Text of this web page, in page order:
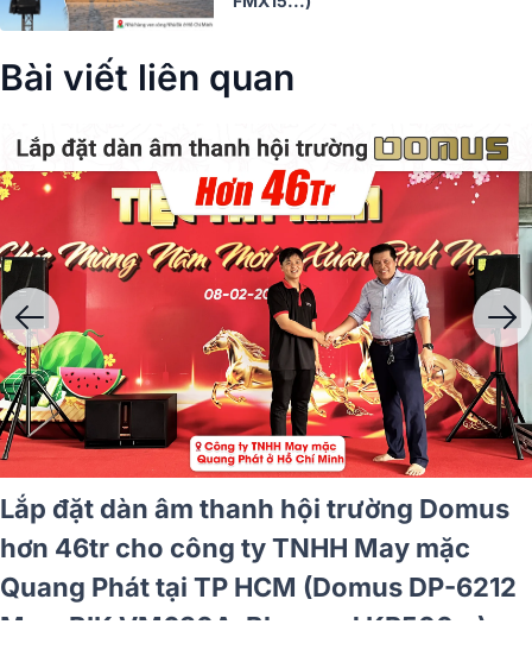
Bài viết liên quan
trường Philips
chữa Nhiệt điện
(CSS1600/70,
70, CSS3331/70)
Lắp đặt dàn âm
cho công ty Bảo
nghiệp CN TPHCM
VM640A...)